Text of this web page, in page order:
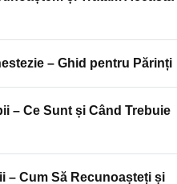
– Ghid pentru Părinți
– Ce Sunt și Când Trebuie
– Cum Să Recunoașteți și